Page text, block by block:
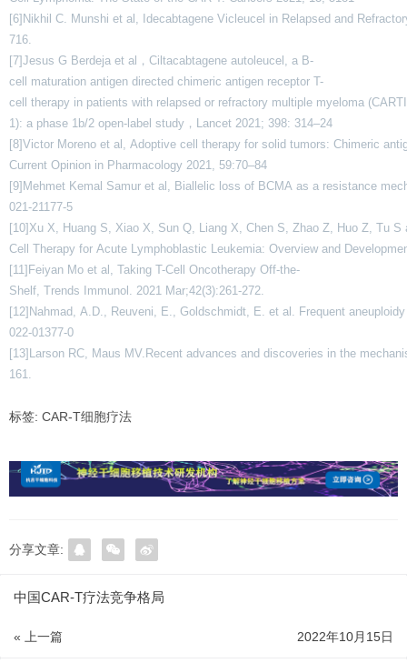
[6]Nikhil C. Munshi et al, Idecabtagene Vicleucel in Relapsed and
716.
[7]Jesus G Berdeja et al，Ciltacabtagene autoleucel, a B-
cell maturation antigen directed chimeric antigen receptor T-
cell therapy in patients with relapsed or refractory multiple myeloma
1): a phase 1b/2 open-label study，Lancet 2021; 398: 314–24
[8]Victor Moreno et al, Adoptive cell therapy for solid tumors: Chimeric
Current Opinion in Pharmacology 2021, 59:70–84
[9]Mehmet Kemal Samur et al, Biallelic loss of BCMA as a resistance
021-21177-5
[10]Xu X, Huang S, Xiao X, Sun Q, Liang X, Chen S, Zhao Z, Huo Z, Tu
Cell Therapy for Acute Lymphoblastic Leukemia: Overview and
[11]Feiyan Mo et al, Taking T-Cell Oncotherapy Off-the-
Shelf, Trends Immunol. 2021 Mar;42(3):261-272.
[12]Nahmad, A.D., Reuveni, E., Goldschmidt, E. et al. Frequent
022-01377-0
[13]Larson RC, Maus MV.Recent advances and discoveries in the
161.
标签: CAR-T细胞疗法
分享文章:
中国CAR-T疗法竞争格局
« 上一篇 2022年10月15日